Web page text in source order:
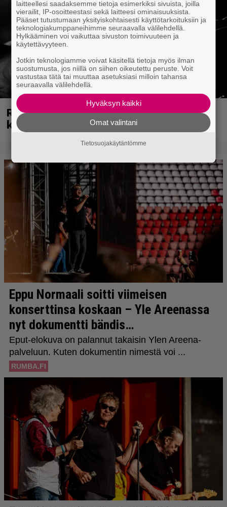
Rushin Neil Peartista ilmestyy ensi
kuussa dokumentti
laitteellesi saadaksemme tietoja esimerkiksi sivuista, joilla
vierailit, IP-osoitteestasi sekä laitteesi ominaisuuksista.
Pääset tutustumaan yksityiskohtaisesti käyttötarkoituksiin ja
teknologiakumppaneihimme seuraavalla välilehdellä.
Hylkääminen voi vaikuttaa sivuston toimivuuteen ja
käytettävyyteen.
Jotkin teknologiamme voivat käsitellä tietoja myös ilman
suostumusta, jos niillä on siihen oikeutettu peruste. Voit
vastustaa tätä tai muuttaa asetuksiasi milloin tahansa
seuraavalla välilehdellä.
Hyväksyn kaikki
Omat valintani
Tietosuojakäytäntömme